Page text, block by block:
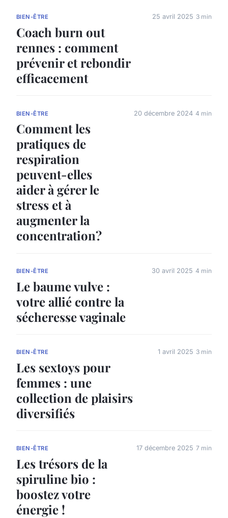
BIEN-ÊTRE
Coach burn out
rennes : comment
prévenir et rebondir
efficacement
25 avril 2025 3 min
BIEN-ÊTRE
Comment les
pratiques de
respiration
peuvent-elles
aider à gérer le
stress et à
augmenter la
concentration?
20 décembre 2024 4 min
BIEN-ÊTRE
Le baume vulve :
votre allié contre la
sécheresse vaginale
30 avril 2025 4 min
BIEN-ÊTRE
Les sextoys pour
femmes : une
collection de plaisirs
diversifiés
1 avril 2025 3 min
BIEN-ÊTRE
Les trésors de la
spiruline bio :
boostez votre
énergie !
17 décembre 2025 7 min